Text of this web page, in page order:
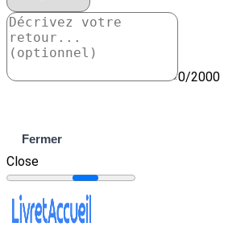
0/2000
Fermer
Close